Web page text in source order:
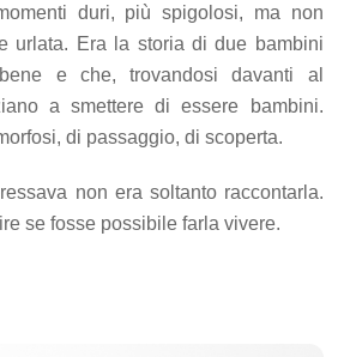
duri, più spigolosi, ma non
urlata. Era la storia di due bambini
e che, trovandosi davanti al
a smettere di essere bambini.
di passaggio, di scoperta.
non era soltanto raccontarla.
se fosse possibile farla vivere.